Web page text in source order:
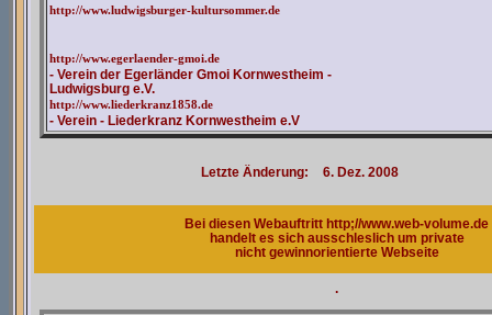
http://www.ludwigsburger-kultursommer.de
http://www.egerlaender-gmoi.de
- Verein der Egerländer Gmoi Kornwestheim -
Ludwigsburg e.V.
http://www.liederkranz1858.de
- Verein - Liederkranz Kornwestheim e.V
Letzte Änderung: 6. Dez. 2008
Bei diesen Webauftritt http;//www.web-volume.de
handelt es sich ausschleslich um private
nicht gewinnorientierte Webseite
.